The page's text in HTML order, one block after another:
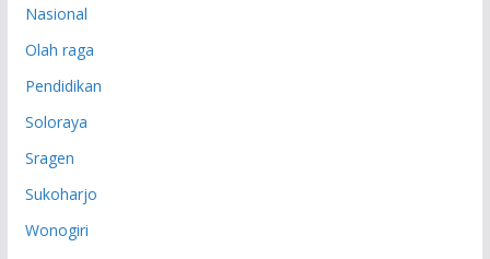
Nasional
Olah raga
Pendidikan
Soloraya
Sragen
Sukoharjo
Wonogiri